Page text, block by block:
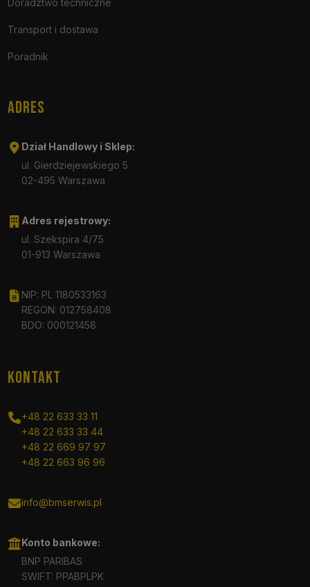
Doradztwo techniczne
Transport i dostawa
Poradnik
ADRES
Dział Handlowy i Sklep:
ul. Gierdziejewskiego 5
02-495 Warszawa
Adres rejestrowy:
ul. Szekspira 4/75
01-913 Warszawa
NIP: PL 1180533163
REGON: 012758408
BDO: 000121458
KONTAKT
+48 22 633 33 11
+48 22 633 33 44
+48 22 669 97 97
+48 22 663 96 96
info@bmserwis.pl
Konto bankowe:
BNP PARIBAS
SWIFT: PPABPLPK